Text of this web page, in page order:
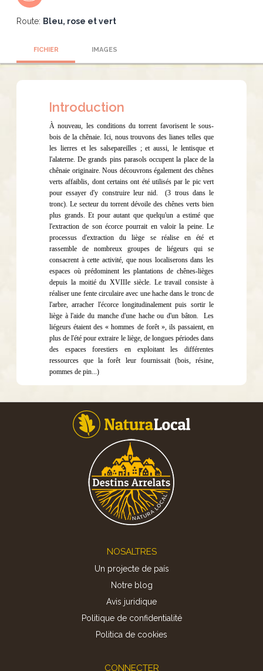
Route: Bleu, rose et vert
FICHIER IMAGES
Introduction
À nouveau, les conditions du torrent favorisent le sous-
bois de la chênaie. Ici, nous trouvons des lianes telles que
les lierres et les salsepareilles ; et aussi, le lentisque et
l'alaterne. De grands pins parasols occupent la place de la
chênaie originaire. Nous découvrons également des chênes
verts affaiblis, dont certains ont été utilisés par le pic vert
pour essayer d'y construire leur nid.
(3 trous dans le
tronc). Le secteur du torrent dévoile des chênes verts bien
plus grands. Et pour autant que quelqu'un a estimé que
l'extraction de son écorce pourrait en valoir la peine. Le
processus d'extraction du liège se réalise en été et
rassemble de nombreux groupes de liégeurs qui se
consacrent à cette activité, que nous localiserons dans les
espaces où prédominent les plantations de chênes-lièges
depuis la moitié du XVIIIe siècle. Le travail consiste à
réaliser une fente circulaire avec une hache dans le tronc de
l'arbre, arracher l'écorce longitudinalement puis sortir le
liège à l'aide du manche d'une hache ou d'un bâton.
Les
liégeurs étaient des « hommes de forêt », ils passaient, en
plus de l'été pour extraire le liège, de longues périodes dans
des espaces forestiers en exploitant les différentes
ressources que la forêt leur fournissait (bois, résine,
pommes de pin...)
NOSALTRES
Un projecte de país
Notre blog
Avis juridique
Politique de confidentialité
Politica de cookies
CONNECTER